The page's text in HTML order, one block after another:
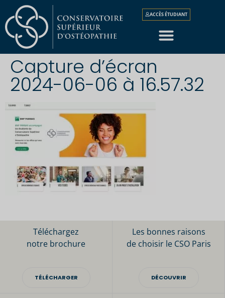
ACCÈS ÉTUDIANT
Capture d’écran
2024-06-06 à 16.57.32
Téléchargez
notre brochure
TÉLÉCHARGER
Les bonnes raisons
de choisir le CSO Paris
DÉCOUVRIR